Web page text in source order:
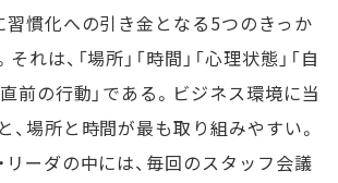
習慣化への引き金となる5つのきっか
れは、「場所」「時間」「心理状態」「自
前の行動」である。ビジネス環境に当
、場所と時間が最も取り組みやすい。
リーダの中には、毎回のスタッフ会議